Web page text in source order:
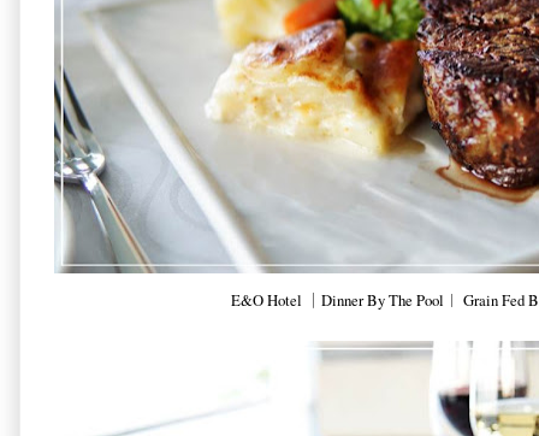
E&O Hotel ｜Dinner By The Pool︱ Grain Fed